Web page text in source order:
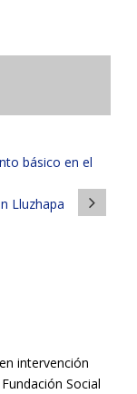
básico en el
Lluzhapa
intervención
Social